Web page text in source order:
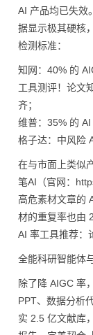
AI 产品均已失效
据显示极其硬核
检测标准：
知网：40% 的
工具测评！论文
齐；
维普：35% 的 AI
格子达：中风险
在与市面上类似
笔AI（官网：
高危素材文章的
材的重复率也由
AI 率工具推荐：
全能科研智能体
除了降 AIGC 率
PPT、数据分析
实 2.5 亿文献库